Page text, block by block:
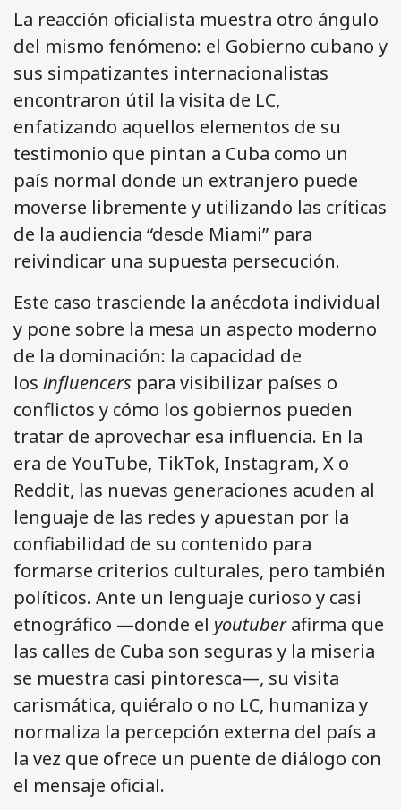
La reacción oficialista muestra otro ángulo
del mismo fenómeno: el Gobierno cubano y
sus simpatizantes internacionalistas
encontraron útil la visita de LC,
enfatizando aquellos elementos de su
testimonio que pintan a Cuba como un
país normal donde un extranjero puede
moverse libremente y utilizando las críticas
de la audiencia “desde Miami” para
reivindicar una supuesta persecución.
Este caso trasciende la anécdota individual
y pone sobre la mesa un aspecto moderno
de la dominación: la capacidad de
los influencers para visibilizar países o
conflictos y cómo los gobiernos pueden
tratar de aprovechar esa influencia. En la
era de YouTube, TikTok, Instagram, X o
Reddit, las nuevas generaciones acuden al
lenguaje de las redes y apuestan por la
confiabilidad de su contenido para
formarse criterios culturales, pero también
políticos. Ante un lenguaje curioso y casi
etnográfico —donde el youtuberafirma que
las calles de Cuba son seguras y la miseria
se muestra casi pintoresca—, su visita
carismática, quiéralo o no LC, humaniza y
normaliza la percepción externa del país a
la vez que ofrece un puente de diálogo con
el mensaje oficial.